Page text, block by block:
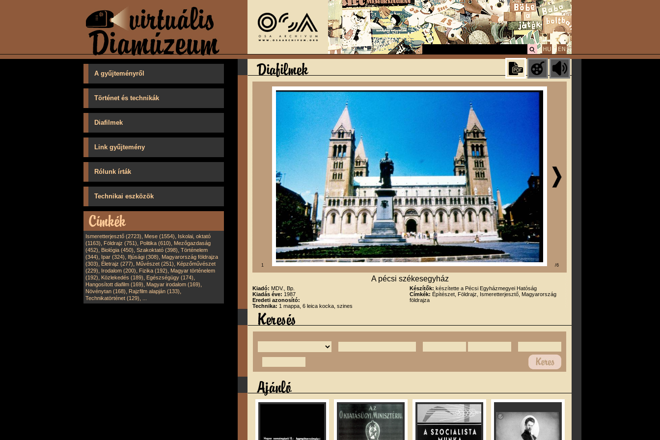
A gyűjteményről
Történet és technikák
Diafilmek
Link gyűjtemény
Rólunk írták
Technikai eszközök
Ismeretterjesztő (2723), Mese (1554), Iskolai, oktató
(1163), Földrajz (751), Politika (610), Mezőgazdaság
(452), Biológia (450), Szakoktató (398), Történelem
(344), Ipar (324), Ifjúsági (308), Magyarország földrajza
(303), Életrajz (277), Művészet (251), Képzőművészet
(229), Irodalom (200), Fizika (192), Magyar történelem
(192), Közlekedés (189), Egészségügy (174),
Hangosított diafilm (169), Magyar irodalom (169),
Növénytan (168), Rajzfilm alapján (133),
Technikatörténet (129),
1 /6
A pécsi székesegyház
Kiadó: MDV., Bp.
Kiadás éve: 1987
Eredeti azonosító:
Technika: 1 mappa, 6 leica kocka, szines
Készítők: készítette a Pécsi Egyházmegyei Hatóság
Címkék: Építészet, Földrajz, Ismeretterjesztő, Magyarország
földrajza